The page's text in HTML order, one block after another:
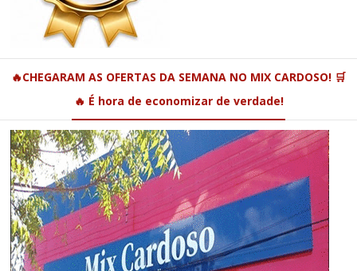
🔥CHEGARAM AS OFERTAS DA SEMANA NO MIX CARDOSO! 🛒
🔥 É hora de economizar de verdade!